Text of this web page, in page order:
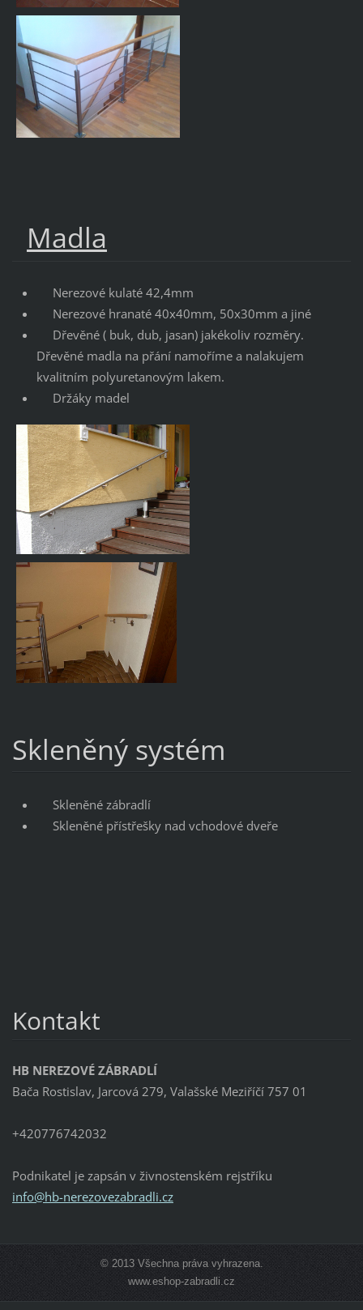
Madla
Nerezové kulaté 42,4mm
Nerezové hranaté 40x40mm, 50x30mm a jiné
Dřevěné ( buk, dub, jasan) jakékoliv rozměry.
Dřevěné madla na přání namoříme a nalakujem
kvalitním polyuretanovým lakem.
Držáky madel
Skleněný systém
Skleněné zábradlí
Skleněné přístřešky nad vchodové dveře
Kontakt
HB NEREZOVÉ ZÁBRADLÍ
Bača Rostislav, Jarcová 279, Valašské Meziříčí 757 01
+420776742032
Podnikatel je zapsán v živnostenském rejstříku
info@hb-nerezovezabradli.cz
© 2013 Všechna práva vyhrazena.
www.eshop-zabradli.cz